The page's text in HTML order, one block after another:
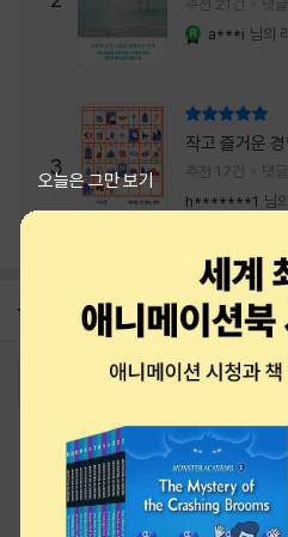
a***i 님의
3
작고 즐거운
회피하지 말
기.
추천 17건
댓
h*******1 님
공지 26년 NBCI 수상 안내
2026-08-01
오늘은 그만 보기
로그인 최근 본
고객센터 1544-3800 티켓
eBook 1:1문의/
예스이십사(주) 사
이용약관
개인정보처리방